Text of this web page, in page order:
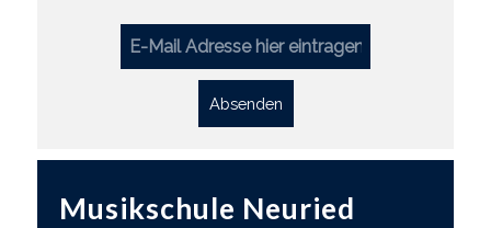
Absenden
Musikschule Neuried